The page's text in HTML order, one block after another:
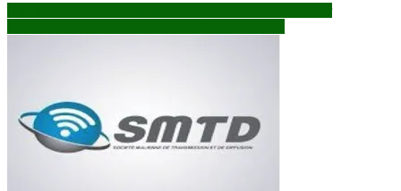
Navigation
de